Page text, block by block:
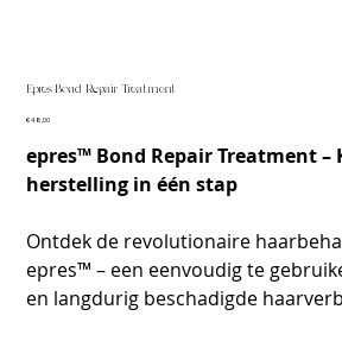
Epres Bond Repair Treatment
Prijs
€ 48,00
epres™ Bond Repair Treatment –
herstelling in één stap
Ontdek de revolutionaire
epres™ – een eenvoudig te
en langdurig beschadigde